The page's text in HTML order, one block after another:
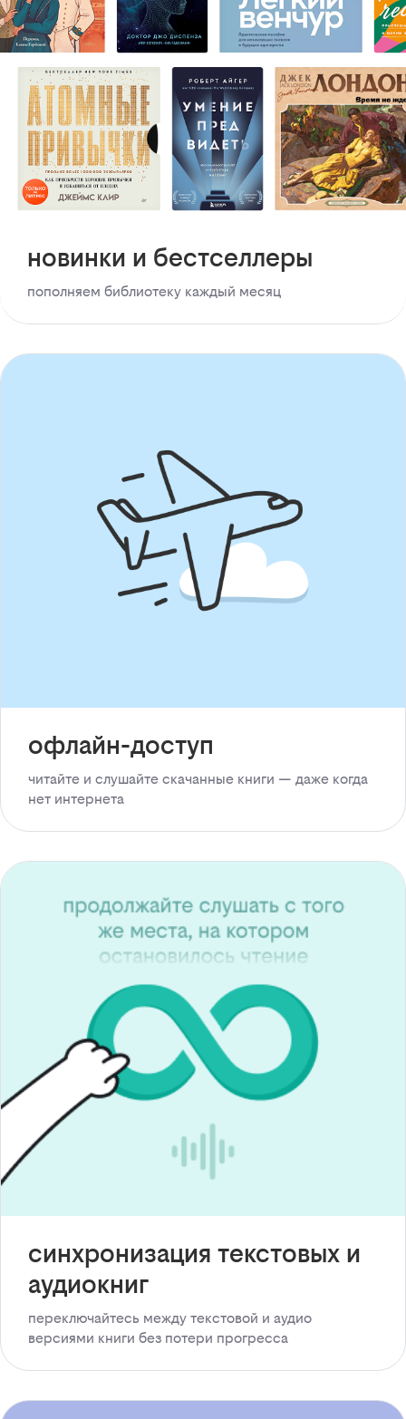
новинки и бестселлеры
пополняем библиотеку каждый месяц
офлайн-доступ
читайте и слушайте скачанные книги — даже когда
нет интернета
синхронизация текстовых и
аудиокниг
переключайтесь между текстовой и аудио
версиями книги без потери прогресса